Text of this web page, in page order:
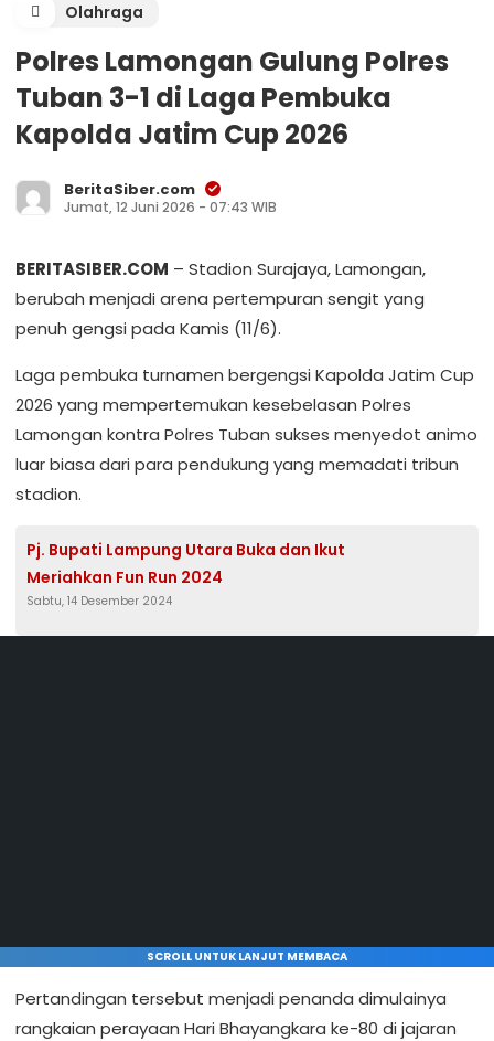
Olahraga
Polres Lamongan Gulung Polres
Tuban 3-1 di Laga Pembuka
Kapolda Jatim Cup 2026
BeritaSiber.com
Jumat, 12 Juni 2026 - 07:43 WIB
BERITASIBER.COM – Stadion Surajaya, Lamongan,
berubah menjadi arena pertempuran sengit yang
penuh gengsi pada Kamis (11/6).
Laga pembuka turnamen bergengsi Kapolda Jatim Cup
2026 yang mempertemukan kesebelasan Polres
Lamongan kontra Polres Tuban sukses menyedot animo
luar biasa dari para pendukung yang memadati tribun
stadion.
Pj. Bupati Lampung Utara Buka dan Ikut
Meriahkan Fun Run 2024
Sabtu, 14 Desember 2024
SCROLL UNTUK LANJUT MEMBACA
Pertandingan tersebut menjadi penanda dimulainya
rangkaian perayaan Hari Bhayangkara ke-80 di jajaran